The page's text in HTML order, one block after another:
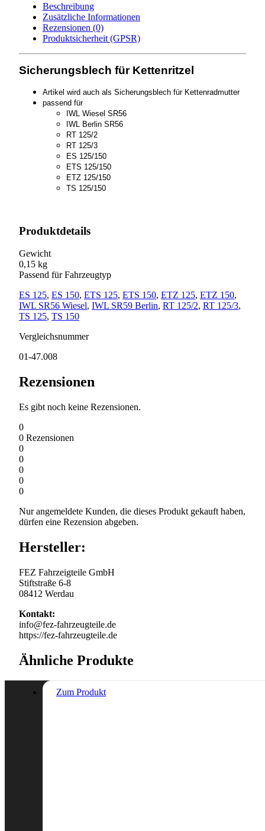
Beschreibung
Zusätzliche Informationen
Rezensionen (0)
Produktsicherheit (GPSR)
Sicherungsblech für Kettenritzel
Artikel wird auch als Sicherungsblech für Kettenradmutter
passend für
IWL Wiesel SR56
IWL Berlin SR56
RT 125/2
RT 125/3
ES 125/150
ETS 125/150
ETZ 125/150
TS 125/150
Produktdetails
Gewicht
0,15 kg
Passend für Fahrzeugtyp
ES 125, ES 150, ETS 125, ETS 150, ETZ 125, ETZ 150,
IWL SR56 Wiesel, IWL SR59 Berlin, RT 125/2, RT 125/3,
TS 125, TS 150
Vergleichsnummer
01-47.008
Rezensionen
Es gibt noch keine Rezensionen.
0
0 Rezensionen
0
0
0
0
0
Nur angemeldete Kunden, die dieses Produkt gekauft haben,
dürfen eine Rezension abgeben.
Hersteller:
FEZ Fahrzeigteile GmbH
Stiftstraße 6-8
08412 Werdau
Kontakt:
info@fez-fahrzeugteile.de
https://fez-fahrzeugteile.de
Ähnliche Produkte
Zum Produkt